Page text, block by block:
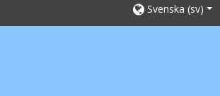
Svenska ‎(sv)‎